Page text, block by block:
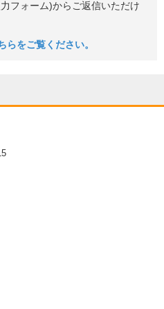
フォーム)からご返信いただけ
をご覧ください。